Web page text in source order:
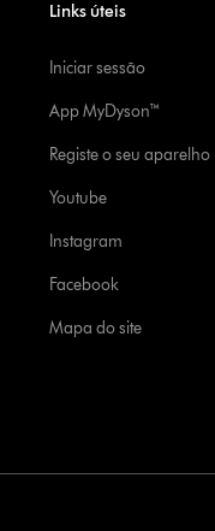
Links úteis
Iniciar sessão
App MyDyson™
Registe o seu aparelho
Youtube
Instagram
Facebook
Mapa do site